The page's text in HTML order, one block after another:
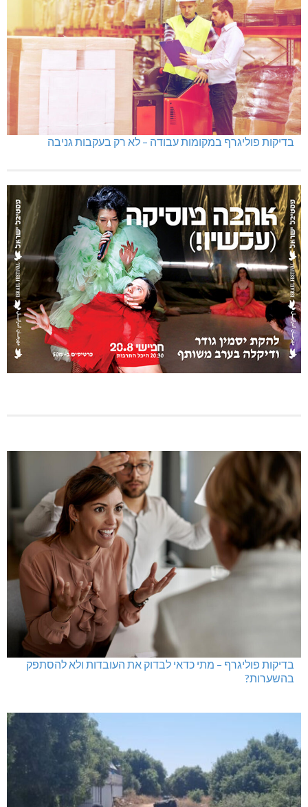
בדיקות פוליגרף במקומות עבודה – לא רק בעקבות גניבה
בדיקות פוליגרף – מתי כדאי לבדוק את העובדות ולא להסתפק
בהשערות?